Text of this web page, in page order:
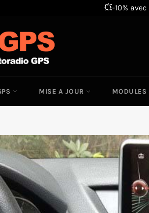
💥-10%
MISE A JOUR MODULES